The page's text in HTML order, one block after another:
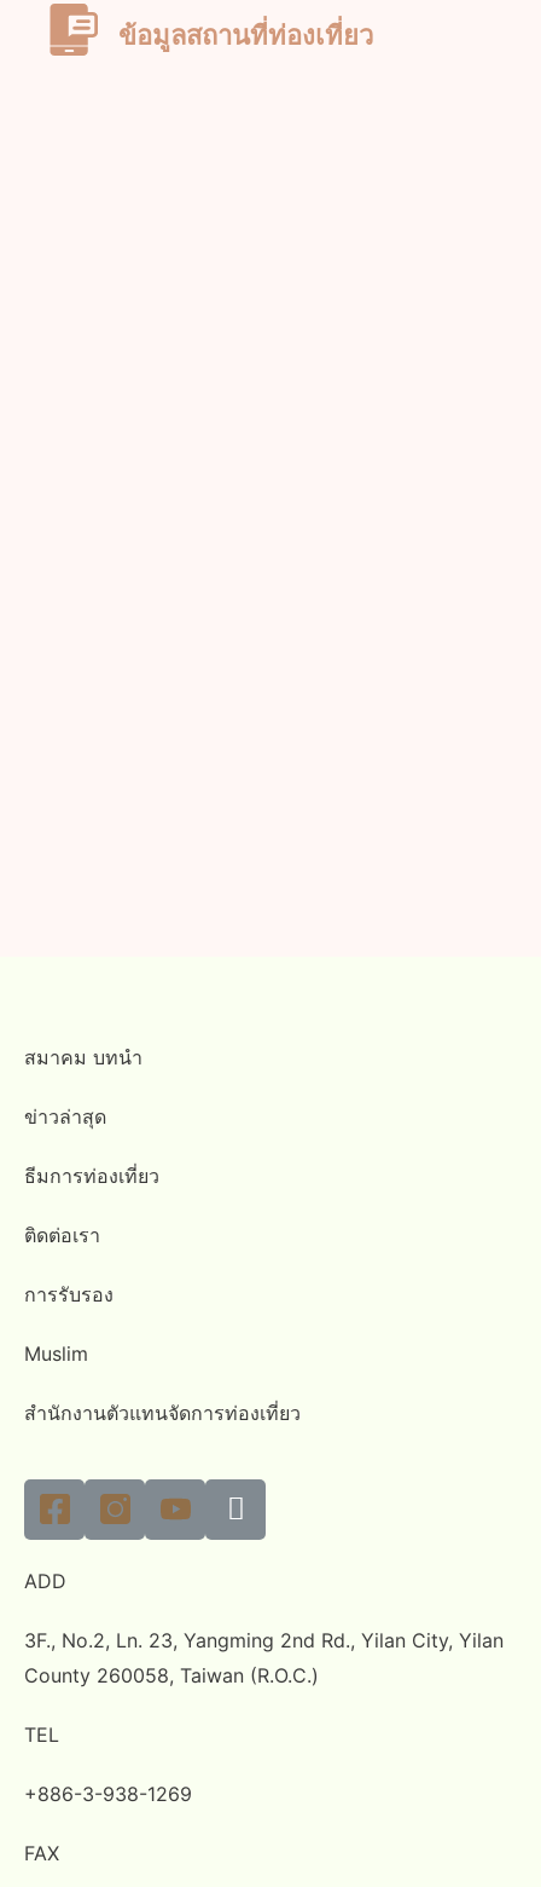
ข้อมูลสถานที่ท่องเที่ยว
สมาคม บทนำ
ข่าวล่าสุด
ธีมการท่องเที่ยว
ติดต่อเรา
การรับรอง
Muslim
สำนักงานตัวแทนจัดการท่องเที่ยว
ADD
3F., No.2, Ln. 23, Yangming 2nd Rd., Yilan City, Yilan
County 260058, Taiwan (R.O.C.)
TEL
+886-3-938-1269
FAX